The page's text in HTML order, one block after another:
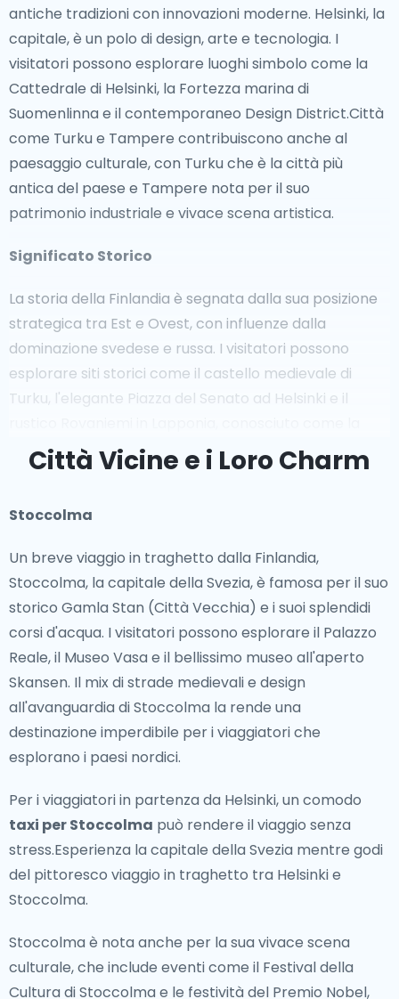
antiche tradizioni con innovazioni moderne. Helsinki, la
capitale, è un polo di design, arte e tecnologia. I
visitatori possono esplorare luoghi simbolo come la
Cattedrale di Helsinki, la Fortezza marina di
Suomenlinna e il contemporaneo Design District.Città
come Turku e Tampere contribuiscono anche al
paesaggio culturale, con Turku che è la città più
antica del paese e Tampere nota per il suo
patrimonio industriale e vivace scena artistica.
Significato Storico
La storia della Finlandia è segnata dalla sua posizione
strategica tra Est e Ovest, con influenze dalla
dominazione svedese e russa. I visitatori possono
esplorare siti storici come il castello medievale di
Turku, l'elegante Piazza del Senato ad Helsinki e il
città natale ufficiale di Babbo Natale. La ricca storia
della Finlandia si riflette nella sua architettura ben
Finlandia.
Luoghi Iconici
Dalle vivaci strade di Helsinki alla serena natura
selvaggia della Lapponia, la Finlandia è piena di luoghi
iconici. I visitatori possono passeggiare per il Mercato
di Helsinki, rilassarsi sulle rive dei Laghi Finlandesi o
vivere l'esperienza magica delle Luci del Nord in
Lapponia. Gli amanti della natura apprezzeranno
l'esplorazione dei numerosi parchi nazionali della
Helsinki e il Parco Nazionale di Oulanka a nord-est.
Fuori dai Sentieri Battuti
Per i viaggiatori in cerca di esperienze uniche, la
un arcipelago autonomo, sono perfette per coloro
che cercano tranquillità e splendide viste costiere.Il
villaggio di Fiskars, noto per la sua comunità di
Città Vicine e i Loro Charm
Stoccolma
Un breve viaggio in traghetto dalla Finlandia,
Stoccolma, la capitale della Svezia, è famosa per il suo
storico Gamla Stan (Città Vecchia) e i suoi splendidi
corsi d'acqua. I visitatori possono esplorare il Palazzo
Reale, il Museo Vasa e il bellissimo museo all'aperto
Skansen. Il mix di strade medievali e design
all'avanguardia di Stoccolma la rende una
destinazione imperdibile per i viaggiatori che
esplorano i paesi nordici.
Per i viaggiatori in partenza da Helsinki, un comodo
taxi per Stoccolma può rendere il viaggio senza
stress.Esperienza la capitale della Svezia mentre godi
del pittoresco viaggio in traghetto tra Helsinki e
Stoccolma.
Stoccolma è nota anche per la sua vivace scena
culturale, che include eventi come il Festival della
Cultura di Stoccolma e le festività del Premio Nobel,